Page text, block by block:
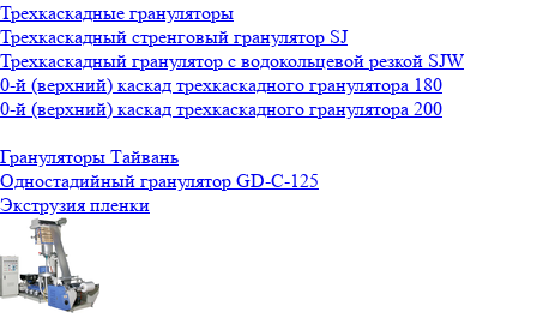
Трехкаскадные грануляторы
Трехкаскадный стренговый гранулятор SJ
Трехкаскадный гранулятор с водокольцевой резкой SJW
0-й (верхний) каскад трехкаскадного гранулятора 180
0-й (верхний) каскад трехкаскадного гранулятора 200
Грануляторы Тайвань
Одностадийный гранулятор GD-C-125
Экструзия пленки